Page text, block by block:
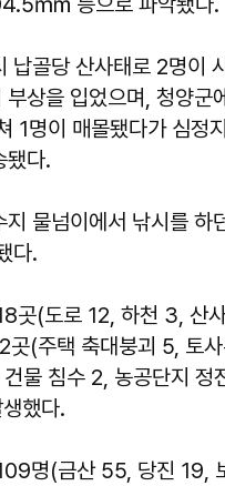
납골당 산사태로 2명이
상을 입었으며, 청양군
1명이 매몰됐다가 심정
됐다.
물넘이에서 낚시를 하
다.
곳(도로 12, 하천 3, 산사
곳(주택 축대붕괴 5, 토
물 침수 2, 농공단지 정
했다.
명(금산 55, 당진 19,